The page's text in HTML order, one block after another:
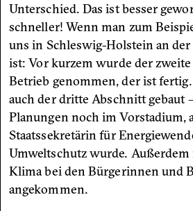
Unterschied. Das ist besser
schneller! Wenn man zum
uns in Schleswig-Holstein an
ist: Vor kurzem wurde der
Betrieb genommen, der ist
auch der dritte Abschnitt gebaut
Planungen noch im Vorstadium,
Staatssekretärin für
Umweltschutz wurde. Außerdem
Klima bei den Bürgerinnen und
angekommen.